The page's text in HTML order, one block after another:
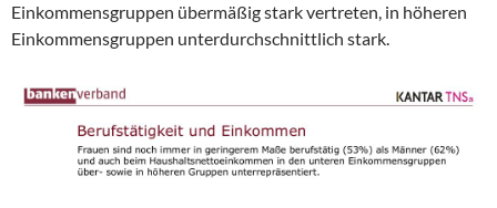
Einkommensgruppen übermäßig stark vertreten, in höheren
Einkommensgruppen unterdurchschnittlich stark.